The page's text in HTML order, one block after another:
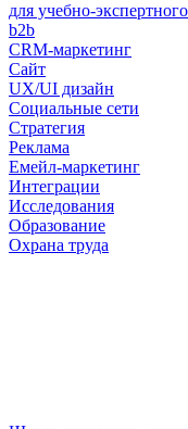
для учебно-
b2b
CRM-маркетинг
Сайт
UX/UI дизайн
Социальные сети
Стратегия
Реклама
Емейл-маркетинг
Интеграции
Исследования
Образование
Охрана труда